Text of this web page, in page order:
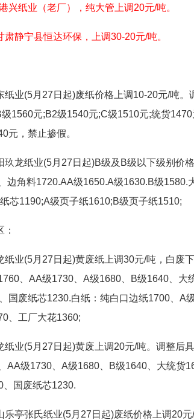
兴纸业（老厂），纯大管上调20元/吨。
肃静宁县恒达环保，上调30-20元/吨。
(5月27日起)废纸价格上调10-20元/吨。
1560元;B2级1540元;C级1510元;统货
元，禁止掺假。
纸业(5月27日起)B级及B级以下级别价
边角料1720.AA级1650.A级1630.B级
芯1190;A级页子纸1610;B级页子纸1510;
(5月27日起)黄废纸上调30元/吨，白废
、AA级1730、A级1680、B级1640、
国废纸芯1230.白纸：纯白口边纸1700、A
、工厂大花1360;
(5月27日起)黄废上调20元/吨。调整后
AA级1730、A级1680、B级1640、大统货
、国废纸芯1230.
张氏纸业(5月27日起)废纸价格上调20元